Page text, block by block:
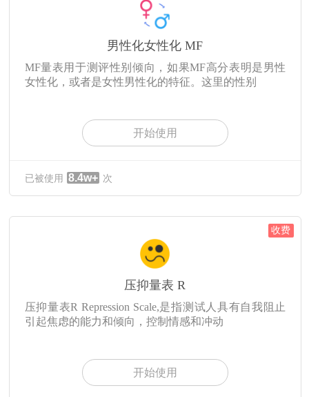
男性化女性化 MF
MF量表用于测评性别倾向，如果MF高分表明是男性
女性化，或者是女性男性化的特征。这里的性别
开始使用
已被使用 8.4w+ 次
收费
压抑量表 R
压抑量表R Repression Scale,是指测试人具有自我阻止
引起焦虑的能力和倾向，控制情感和冲动
开始使用